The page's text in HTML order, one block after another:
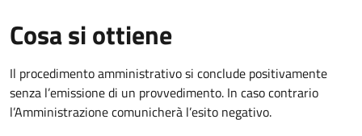
Cosa si ottiene
Il procedimento amministrativo si conclude positivamente
senza l’emissione di un provvedimento. In caso contrario
l’Amministrazione comunicherà l’esito negativo.